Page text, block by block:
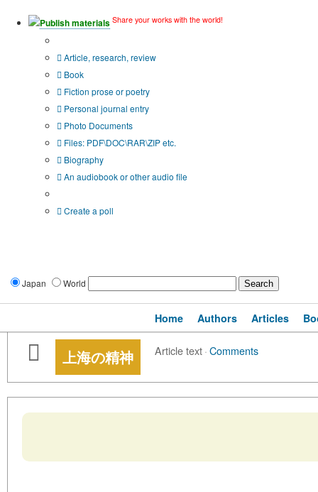
Publish materials Share your works with the world!
Article, research, review
Book
Fiction prose or poetry
Personal journal entry
Photo Documents
Files: PDF\DOC\RAR\ZIP etc.
Biography
An audiobook or other audio file
Create a poll
Japan World
Home Authors Articles
上海の精神 Article text·Comments